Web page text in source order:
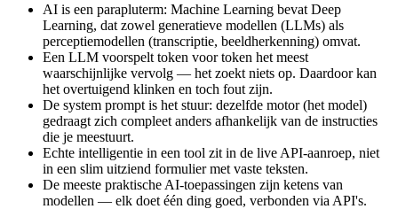
AI is een parapluterm: Machine Learning bevat Deep
Learning, dat zowel generatieve modellen (LLMs) als
perceptiemodellen (transcriptie, beeldherkenning) omvat.
Een LLM voorspelt token voor token het meest
waarschijnlijke vervolg — het zoekt niets op. Daardoor kan
het overtuigend klinken en toch fout zijn.
De system prompt is het stuur: dezelfde motor (het model)
gedraagt zich compleet anders afhankelijk van de instructies
die je meestuurt.
Echte intelligentie in een tool zit in de live API-aanroep, niet
in een slim uitziend formulier met vaste teksten.
De meeste praktische AI-toepassingen zijn ketens van
modellen — elk doet één ding goed, verbonden via API's.